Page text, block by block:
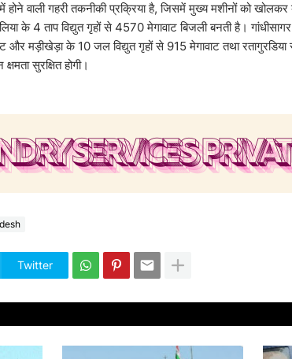
होने वाली गहरी तकनीकी प्रक्रिया है, जिसमें मुख्य मशीनों को खोलकर
के 4 ताप विद्युत गृहों से 4570 मेगावाट बिजली बनती है।
और मड़ीखेड़ा के 10 जल विद्युत गृहों से 915 मेगावाट तथा
सुरक्षित होगी।
Twitter